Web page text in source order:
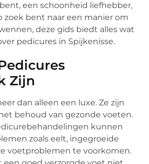
een schoonheid liefhebber,
zoek bent naar een manier om
deze gids biedt alles wat
pedicures in Spijkenisse.
Zijn
dan alleen een luxe. Ze zijn
behoud van gezonde voeten.
kunnen
zoals eelt, ingegroeide
voetproblemen te voorkomen.